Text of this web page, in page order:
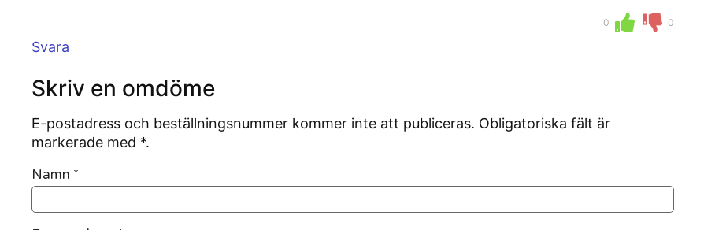
0 0
Svara
Skriv en omdöme
E-postadress och beställningsnummer kommer inte att publiceras. Obligatoriska fält är
markerade med *.
Namn *